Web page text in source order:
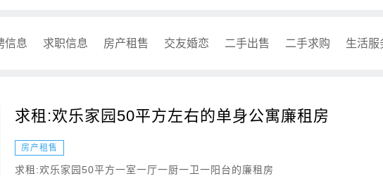
信息 求职信息 房产租售 交友婚恋 二手出售 二手求购 生活服
求租:欢乐家园50平方左右的单身公寓廉租房
房产租售
求租:欢乐家园50平方一室一厅一厨一卫一阳台的廉租房